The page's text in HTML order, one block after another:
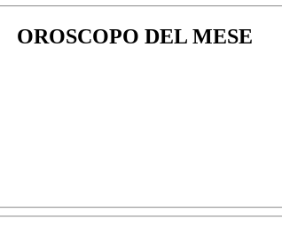
OROSCOPO DEL MESE